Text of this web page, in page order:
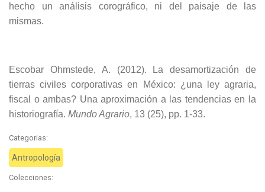
hecho un análisis corográfico, ni del paisaje de las
mismas.
Escobar Ohmstede, A. (2012). La desamortización de
tierras civiles corporativas en México: ¿una ley agraria,
fiscal o ambas? Una aproximación a las tendencias en la
historiografía. Mundo Agrario, 13 (25), pp. 1-33.
Categorias:
Antropología
Colecciones: